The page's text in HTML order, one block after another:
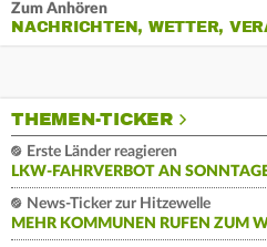
Zum Anhören
NACHRICHTEN, WETTER,
THEMEN-TICKER
Erste Länder reagieren
LKW-FAHRVERBOT AN
News-Ticker zur Hitzewelle
MEHR KOMMUNEN RUFEN ZUM